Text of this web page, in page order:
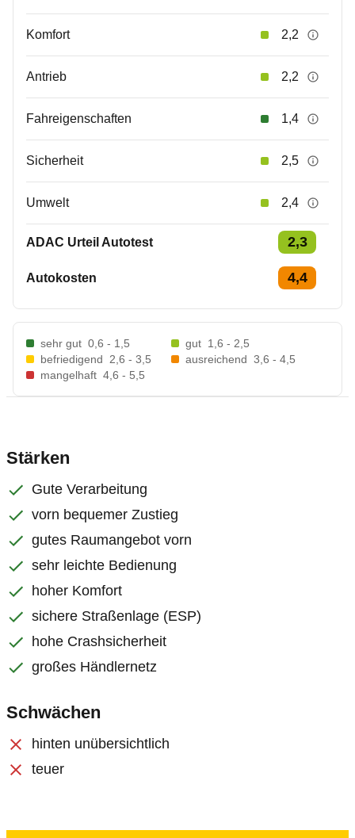
Komfort 2,2
Antrieb 2,2
Fahreigenschaften 1,4
Sicherheit 2,5
Umwelt 2,4
ADAC Urteil Autotest 2,3
Autokosten 4,4
sehr gut 0,6 - 1,5 gut 1,6 - 2,5
befriedigend
2,6 - 3,5 ausreichend 3,6 - 4,5
mangelhaft 4,6 - 5,5
Stärken
Gute Verarbeitung
vorn bequemer Zustieg
gutes Raumangebot vorn
sehr leichte Bedienung
hoher Komfort
sichere Straßenlage (ESP)
hohe Crashsicherheit
großes Händlernetz
Schwächen
hinten unübersichtlich
teuer